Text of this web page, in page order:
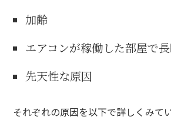
加齢
エアコンが稼働した部屋で
先天性な原因
それぞれの原因を以下で詳しくみて